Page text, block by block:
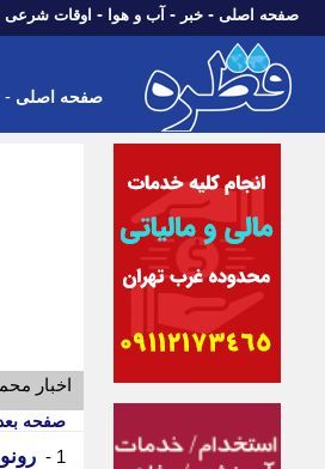
صفحه اصلی - خبر - آب و هوا - اوقات شرعی
صفحه اصلی -
اخبار
صفحه
1 -